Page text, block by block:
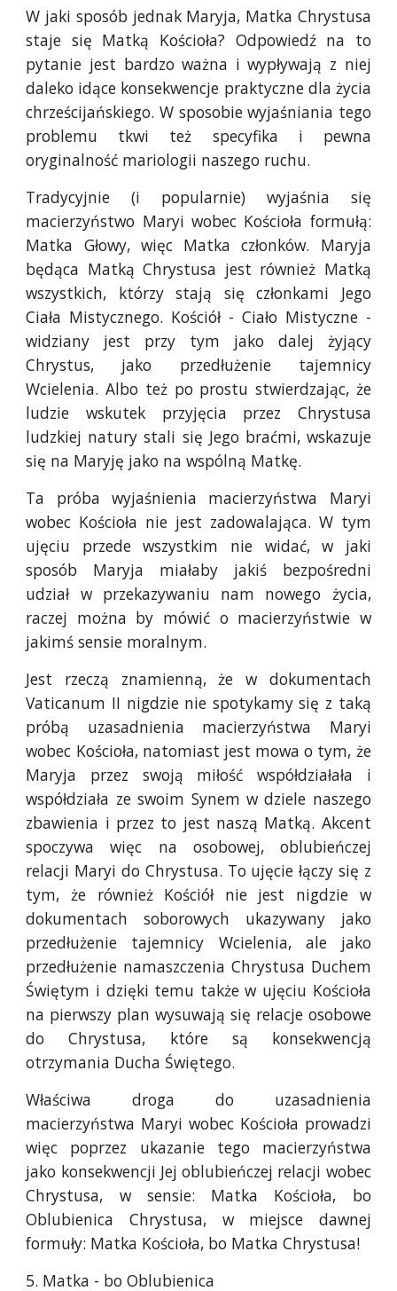
W jaki sposób jednak Maryja, Matka Chrystusa
staje się Matką Kościoła? Odpowiedź na to
pytanie jest bardzo ważna i wypływają z niej
daleko idące konsekwencje praktyczne dla życia
chrześcijańskiego. W sposobie wyjaśniania tego
problemu tkwi też specyfika i pewna
oryginalność mariologii naszego ruchu.
Tradycyjnie (i popularnie) wyjaśnia się
macierzyństwo Maryi wobec Kościoła formułą:
Matka Głowy, więc Matka członków. Maryja
będąca Matką Chrystusa jest również Matką
wszystkich, którzy stają się członkami Jego
Ciała Mistycznego. Kościół - Ciało Mistyczne -
widziany jest przy tym jako dalej żyjący
Chrystus, jako przedłużenie tajemnicy
Wcielenia. Albo też po prostu stwierdzając, że
ludzie wskutek przyjęcia przez Chrystusa
ludzkiej natury stali się Jego braćmi, wskazuje
się na Maryję jako na wspólną Matkę.
Ta próba wyjaśnienia macierzyństwa Maryi
wobec Kościoła nie jest zadowalająca. W tym
ujęciu przede wszystkim nie widać, w jaki
sposób Maryja miałaby jakiś bezpośredni
udział w przekazywaniu nam nowego życia,
raczej można by mówić o macierzyństwie w
jakimś sensie moralnym.
Jest rzeczą znamienną, że w dokumentach
Vaticanum II nigdzie nie spotykamy się z taką
próbą uzasadnienia macierzyństwa Maryi
wobec Kościoła, natomiast jest mowa o tym, że
Maryja przez swoją miłość współdziałała i
współdziała ze swoim Synem w dziele naszego
zbawienia i przez to jest naszą Matką. Akcent
spoczywa więc na osobowej, oblubieńczej
relacji Maryi do Chrystusa. To ujęcie łączy się z
tym, że również Kościół nie jest nigdzie w
dokumentach soborowych ukazywany jako
przedłużenie tajemnicy Wcielenia, ale jako
przedłużenie namaszczenia Chrystusa Duchem
Świętym i dzięki temu także w ujęciu Kościoła
na pierwszy plan wysuwają się relacje osobowe
do Chrystusa, które są konsekwencją
otrzymania Ducha Świętego.
Właściwa droga do uzasadnienia
macierzyństwa Maryi wobec Kościoła prowadzi
więc poprzez ukazanie tego macierzyństwa
jako konsekwencji Jej oblubieńczej relacji wobec
Chrystusa, w sensie: Matka Kościoła, bo
Oblubienica Chrystusa, w miejsce dawnej
formuły: Matka Kościoła, bo Matka Chrystusa!
5. Matka - bo Oblubienica